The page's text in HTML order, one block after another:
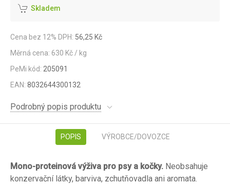
Skladem
Cena bez 12% DPH: 56,25 Kč
Měrná cena: 630 Kč / kg
PeMi kód: 205091
EAN: 8032644300132
Podrobný popis produktu
POPIS VÝROBCE/DOVOZCE
Mono-proteinová výživa pro psy a kočky. Neobsahuje
konzervační látky, barviva, zchutňovadla ani aromata.